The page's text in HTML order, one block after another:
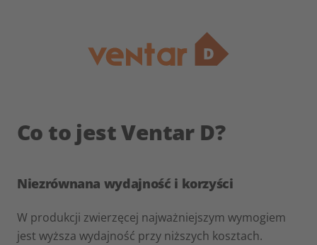
Co to jestVentar D?
Niezrównana wydajność i korzyści
W produkcji zwierzęcej najważniejszym wymogiem
jest wyższa wydajność przy niższych kosztach.